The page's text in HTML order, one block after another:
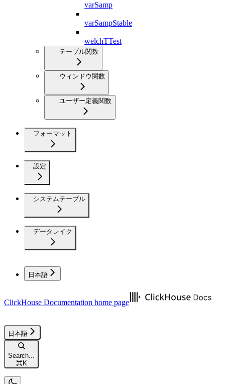
varSamp
varSampStable
welchTTest
テーブル関数
ウィンドウ関数
ユーザー定義関数
フォーマット
設定
システムテーブル
データレイク
日本語
ClickHouse Documentation home page
日本語
Search...
⌘K